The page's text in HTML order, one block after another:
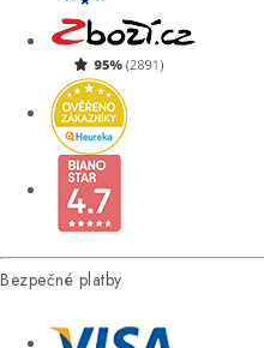
Bezpečné platby